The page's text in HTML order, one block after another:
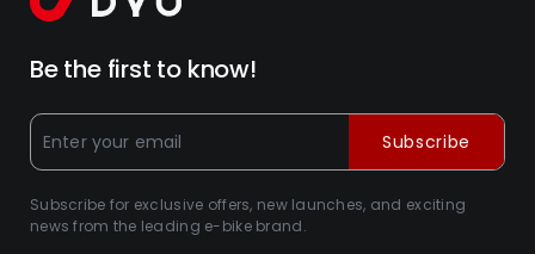
Be the first to know!
Subscribe for exclusive offers, new launches, and exciting
news from the leading e-bike brand.
Subscribe